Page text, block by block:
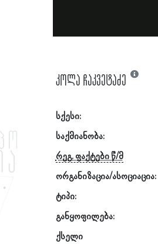
კოლა ჩაკვეტაძე
სქესი:
საქმიანობა:
რეგ. ფაქტები წ/მ
ორგანიზაცია/ასოციაცია:
ტიპი:
განყოფილება:
ქსელი